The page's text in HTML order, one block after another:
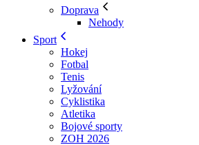
Doprava
Nehody
Sport
Hokej
Fotbal
Tenis
Lyžování
Cyklistika
Atletika
Bojové sporty
ZOH 2026